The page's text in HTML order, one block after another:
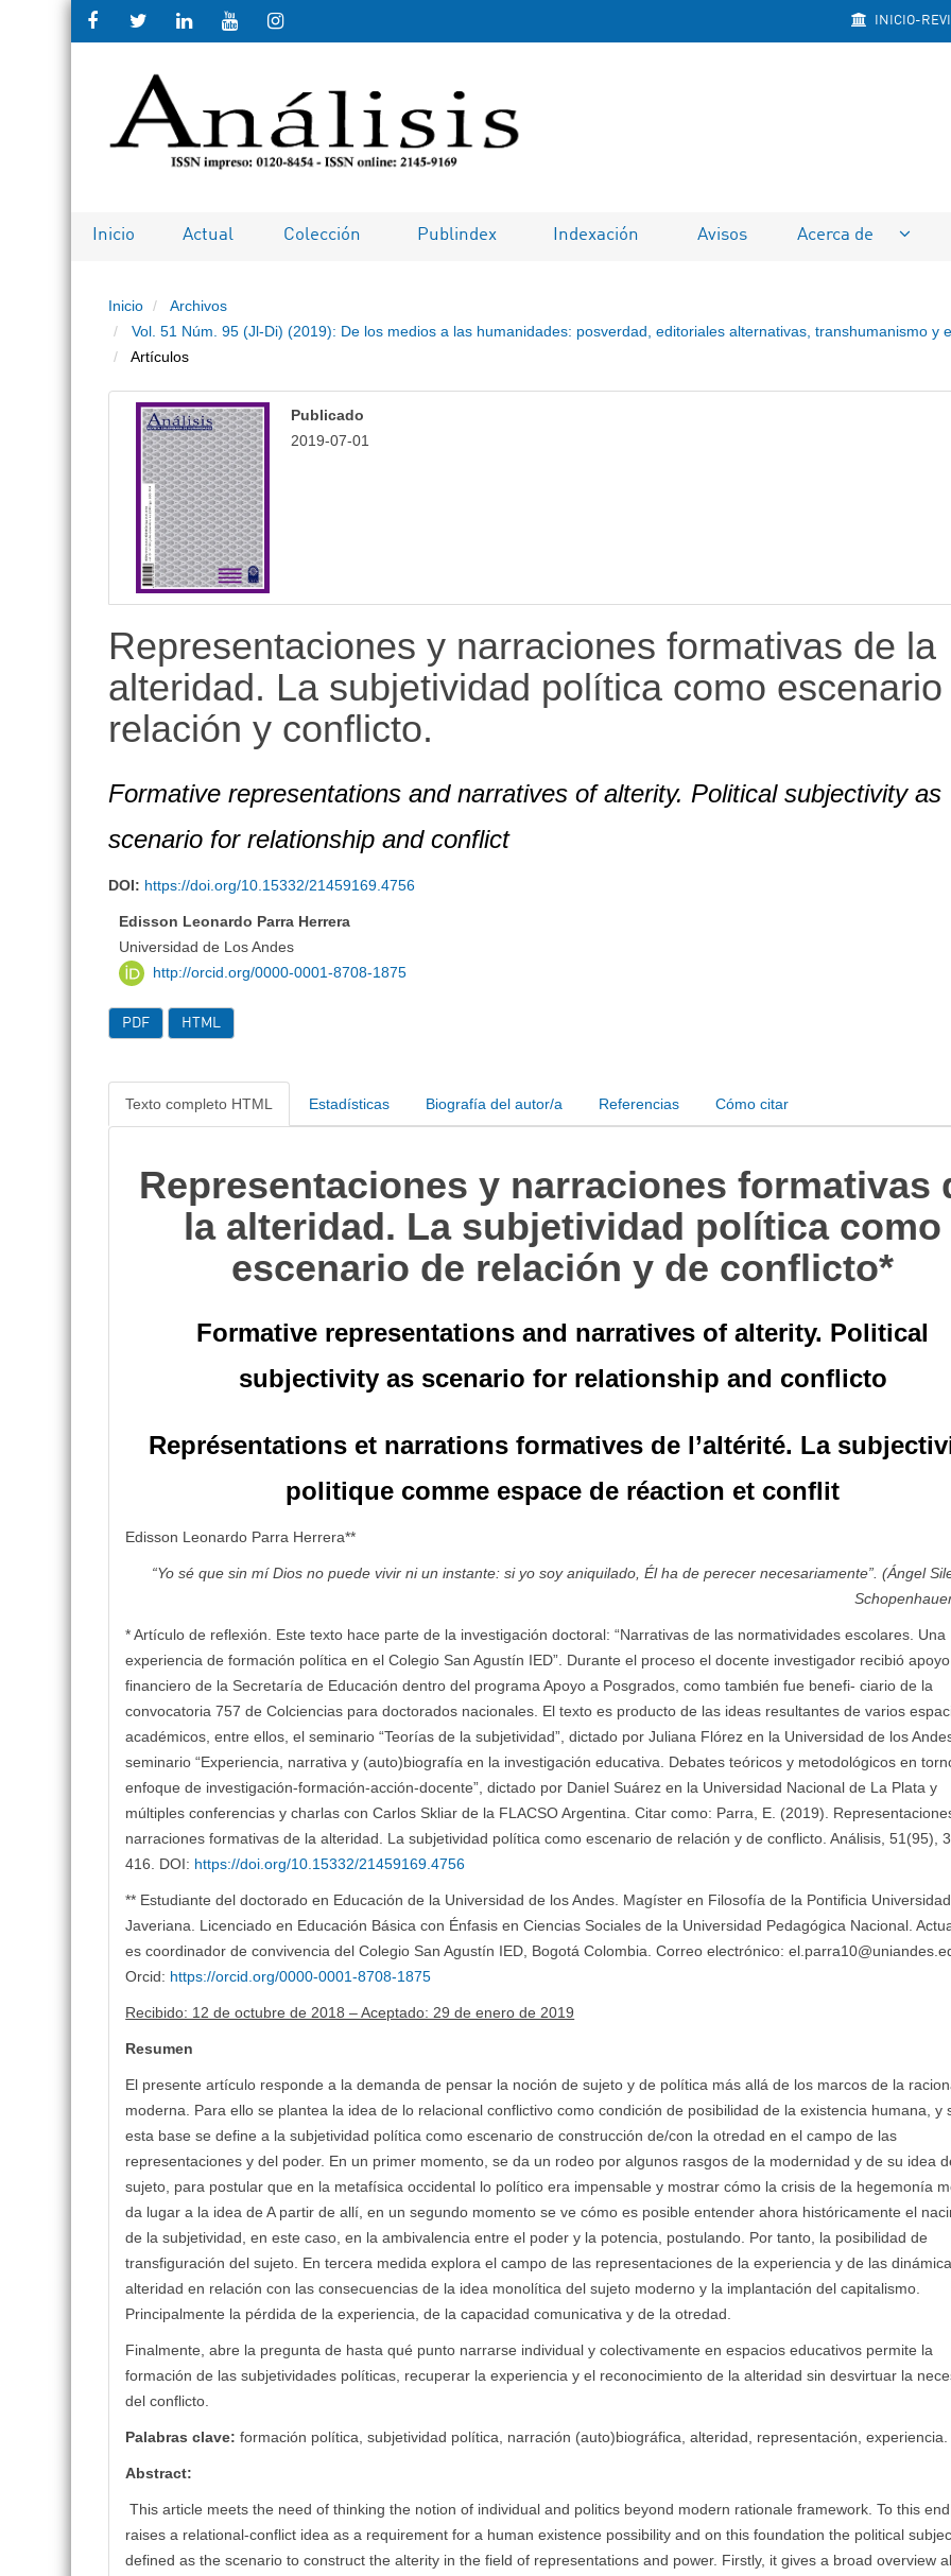
Salto rápido al contenido de la página
Navegación principal
Contenido principal
Barra lateral
INICIO-
Inicio Actual Colección Publindex Indexación Avisos Acerca de
Inicio
Archivos
Vol. 51 Núm. 95 (Jl-Di) (2019): De los medios a las humanidades: posverdad, editoriales alternativas, transhumanismo y
Artículos
Publicado
2019-07-01
Representaciones y narraciones formativas de la
alteridad. La subjetividad política como escenario
relación y conflicto.
Formative representations and narratives of alterity. Political subjectivity as
scenario for relationship and conflict
DOI: https://doi.org/10.15332/21459169.4756
Edisson Leonardo Parra Herrera
Universidad de Los Andes
http://orcid.org/0000-0001-8708-1875
PDF HTML
Texto completo HTML Estadísticas Biografía del autor/a Referencias Cómo citar
Representaciones y narraciones formativas
la alteridad. La subjetividad política como
escenario de relación y de conflicto*
Formative representations and narratives of alterity. Political
subjectivity as scenario for relationship and conflicto
Représentations et narrations formatives de l’altérité. La
politique comme espace de réaction et conflit
Edisson Leonardo Parra Herrera**
“Yo sé que sin mí Dios no puede vivir ni un instante: si yo soy aniquilado, Él ha de perecer necesariamente”. (Ángel
* Artículo de reflexión. Este texto hace parte de la investigación doctoral: “Narrativas de las normatividades escolares. Una
experiencia de formación política en el Colegio San Agustín IED”. Durante el proceso el docente investigador recibió apoyo
financiero de la Secretaría de Educación dentro del programa Apoyo a Posgrados, como también fue benefi- ciario de la
convocatoria 757 de Colciencias para doctorados nacionales. El texto es producto de las ideas resultantes de varios
académicos, entre ellos, el seminario “Teorías de la subjetividad”, dictado por Juliana Flórez en la Universidad de los
seminario “Experiencia, narrativa y (auto)biografía en la investigación educativa. Debates teóricos y metodológicos en
enfoque de investigación-formación-acción-docente”, dictado por Daniel Suárez en la Universidad Nacional de La Plata y
múltiples conferencias y charlas con Carlos Skliar de la FLACSO Argentina. Citar como: Parra, E. (2019).
narraciones formativas de la alteridad. La subjetividad política como escenario de relación y de conflicto. Análisis, 51(95),
416. DOI: https://doi.org/10.15332/21459169.4756
** Estudiante del doctorado en Educación de la Universidad de los Andes. Magíster en Filosofía de la Pontificia Universidad
Javeriana. Licenciado en Educación Básica con Énfasis en Ciencias Sociales de la Universidad Pedagógica Nacional.
es coordinador de convivencia del Colegio San Agustín IED, Bogotá Colombia. Correo electrónico:
Orcid: https://orcid.org/0000-0001-8708-1875
Recibido: 12 de octubre de 2018 – Aceptado: 29 de enero de 2019
Resumen
El presente artículo responde a la demanda de pensar la noción de sujeto y de política más allá de los marcos de la
moderna. Para ello se plantea la idea de lo relacional conflictivo como condición de posibilidad de la existencia humana, y
esta base se define a la subjetividad política como escenario de construcción de/con la otredad en el campo de las
representaciones y del poder. En un primer momento, se da un rodeo por algunos rasgos de la modernidad y de su idea
sujeto, para postular que en la metafísica occidental lo político era impensable y mostrar cómo la crisis de la hegemonía
da lugar a la idea de A partir de allí, en un segundo momento se ve cómo es posible entender ahora históricamente el
de la subjetividad, en este caso, en la ambivalencia entre el poder y la potencia, postulando. Por tanto, la posibilidad de
transfiguración del sujeto. En tercera medida explora el campo de las representaciones de la experiencia y de las
alteridad en relación con las consecuencias de la idea monolítica del sujeto moderno y la implantación del capitalismo.
Principalmente la pérdida de la experiencia, de la capacidad comunicativa y de la otredad.
Finalmente, abre la pregunta de hasta qué punto narrarse individual y colectivamente en espacios educativos permite la
formación de las subjetividades políticas, recuperar la experiencia y el reconocimiento de la alteridad sin desvirtuar la
del conflicto.
Palabras clave: formación política, subjetividad política, narración (auto)biográfica, alteridad, representación, experiencia.
Abstract:
This article meets the need of thinking the notion of individual and politics beyond modern rationale framework. To this
raises a relational-conflict idea as a requirement for a human existence possibility and on this foundation the political
defined as the scenario to construct the alterity in the field of representations and power. Firstly, it gives a broad overview